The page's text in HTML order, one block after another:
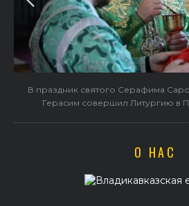
В праздник святого Серафима
Герасим совершил Литургию в
О НАС